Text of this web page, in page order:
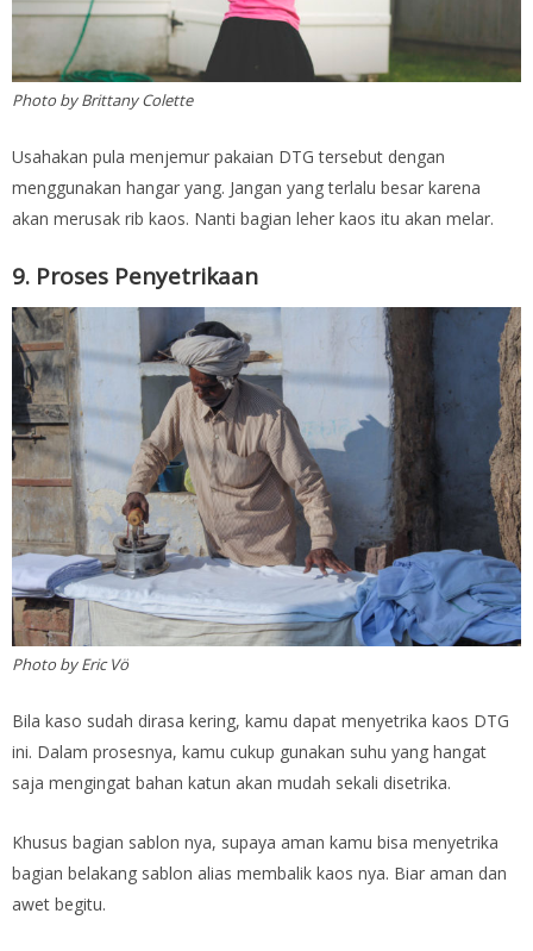
Photo by Brittany Colette
Usahakan pula menjemur pakaian DTG tersebut dengan
menggunakan hangar yang. Jangan yang terlalu besar karena
akan merusak rib kaos. Nanti bagian leher kaos itu akan melar.
9. Proses Penyetrikaan
Photo by Eric Vö
Bila kaso sudah dirasa kering, kamu dapat menyetrika kaos DTG
ini. Dalam prosesnya, kamu cukup gunakan suhu yang hangat
saja mengingat bahan katun akan mudah sekali disetrika.
Khusus bagian sablon nya, supaya aman kamu bisa menyetrika
bagian belakang sablon alias membalik kaos nya. Biar aman dan
awet begitu.